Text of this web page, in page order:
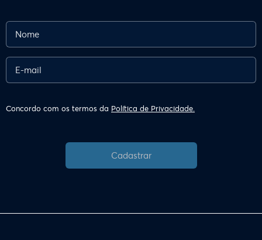
Concordo com os termos da Política de Privacidade.
Cadastrar